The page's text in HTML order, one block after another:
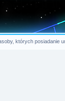
których posiadanie